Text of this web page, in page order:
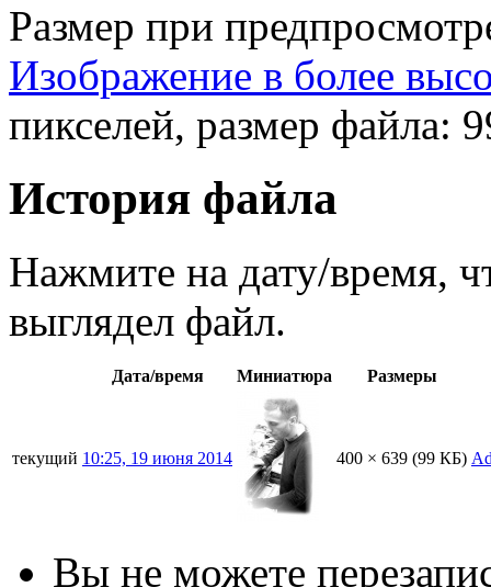
Размер при
Изображение в более
пикселей, размер
История файла
Нажмите на дату/время,
выглядел файл.
Дата/время Миниатюра Размеры
текущий 10:25, 19 июня 2014 400 × 639 (99 КБ)
Вы не можете